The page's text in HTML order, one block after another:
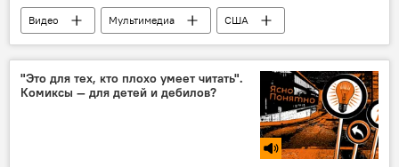
Видео Мультимедиа
США
Россия
певицы голос
"Это для тех, кто плохо умеет читать".
Комиксы ― для детей и дебилов?